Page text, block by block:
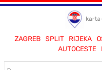
ZAGREB SPLIT RIJEKA
AUTOCESTE